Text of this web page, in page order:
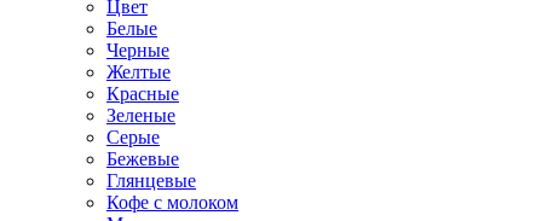
Цвет
Белые
Черные
Желтые
Красные
Зеленые
Серые
Бежевые
Глянцевые
Кофе с молоком